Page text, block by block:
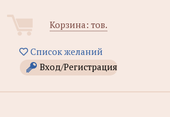
Корзина: тов.
Список желаний
Вход/Регистрация